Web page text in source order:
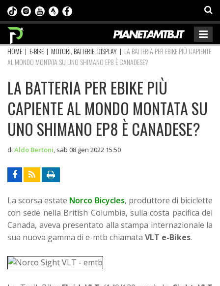
HOME | E-BIKE | MOTORI, BATTERIE, DISPLAY | LA BATTERIA PER EBIKE PIÙ CAPIENTE
AL MONDO MONTATA SU UNO SHIMANO EP8 È CANADESE?
LA BATTERIA PER EBIKE PIÙ
CAPIENTE AL MONDO MONTATA SU
UNO SHIMANO EP8 È CANADESE?
di Aldo Bertoni sab 08 gen 2022 15:50
La scorsa estate Norco Bicycles, produttore di biciclette
con sede nella British Columbia, sulla costa pacifica del
Canada, aveva presentato alla stampa internazionale la
sua nuova gamma di e-mtb chiamata VLT e-Bikes.